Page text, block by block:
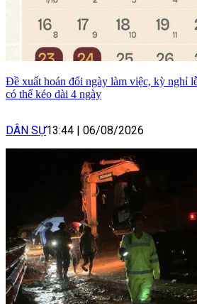
Đề xuất hoán đổi ngày làm việc, kỳ nghỉ
có thể kéo dài 4 ngày
DÂN SỰ13:44 06/08/2026